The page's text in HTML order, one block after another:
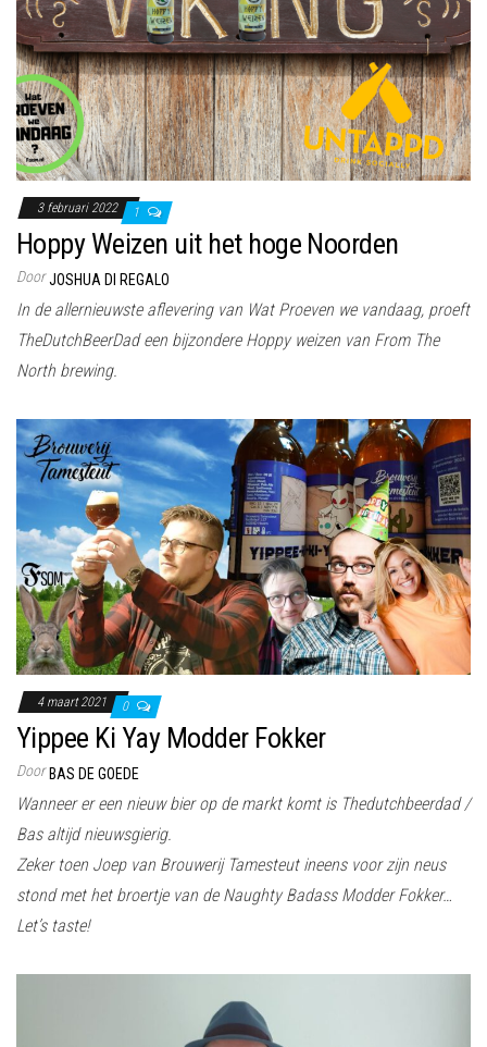
3 februari 2022 1
Hoppy Weizen uit het hoge Noorden
Door JOSHUA DI REGALO
In de allernieuwste aflevering van Wat Proeven we vandaag, proeft
TheDutchBeerDad een bijzondere Hoppy weizen van From The
North brewing.
4 maart 2021 0
Yippee Ki Yay Modder Fokker
Door BAS DE GOEDE
Wanneer er een nieuw bier op de markt komt is Thedutchbeerdad /
Bas altijd nieuwsgierig.
Zeker toen Joep van Brouwerij Tamesteut ineens voor zijn neus
stond met het broertje van de Naughty Badass Modder Fokker…
Let’s taste!